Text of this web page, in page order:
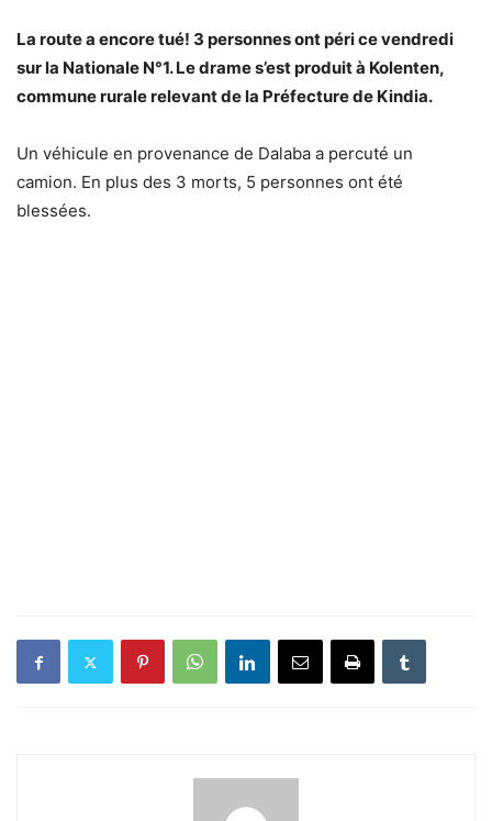
La route a encore tué! 3 personnes ont péri ce vendredi
sur la Nationale N°1. Le drame s’est produit à Kolenten,
commune rurale relevant de la Préfecture de Kindia.
Un véhicule en provenance de Dalaba a percuté un
camion. En plus des 3 morts, 5 personnes ont été
blessées.